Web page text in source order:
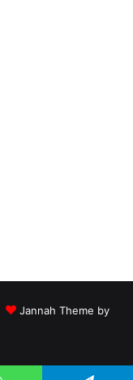
Jannah Theme by